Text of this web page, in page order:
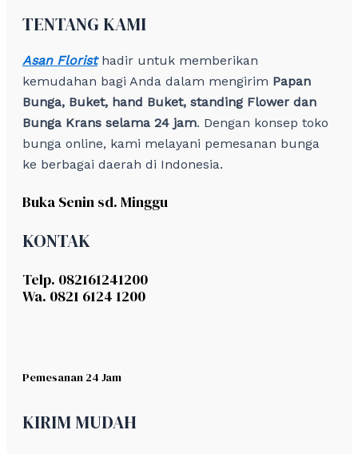
TENTANG KAMI
Asan Floristhadir untuk memberikan
kemudahan bagi Anda dalam mengirim Papan
Bunga, Buket, hand Buket, standing Flower dan
Bunga Krans selama 24 jam. Dengan konsep toko
bunga online, kami melayani pemesanan bunga
ke berbagai daerah di Indonesia.
Buka Senin sd. Minggu
KONTAK
Telp. 082161241200
Wa. 0821 6124 1200
Pemesanan 24 Jam
KIRIM MUDAH